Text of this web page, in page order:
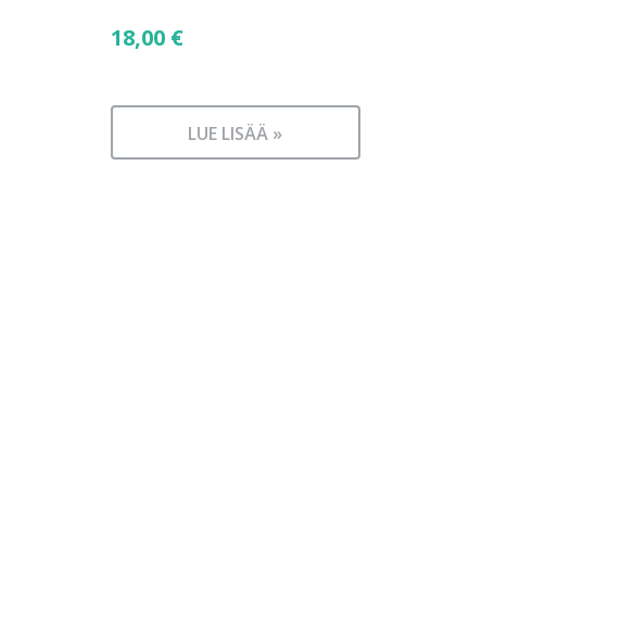
18,00 €
LUE LISÄÄ »